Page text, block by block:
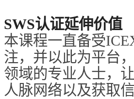
SWS认证延伸价值
本课程一直备受
注，并以此为平台
领域的专业人士，
人脉网络以及获取